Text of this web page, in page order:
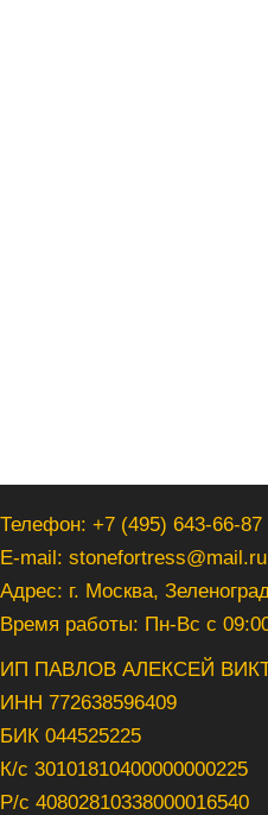
Телефон: +7 (495) 643-66-87
E-mail: stonefortress@mail.ru
Адрес: г. Москва,
Время работы: Пн-Вс с
ИП ПАВЛОВ АЛЕКСЕЙ
ИНН 772638596409
БИК 044525225
К/с 30101810400000000225
Р/с 40802810338000016540